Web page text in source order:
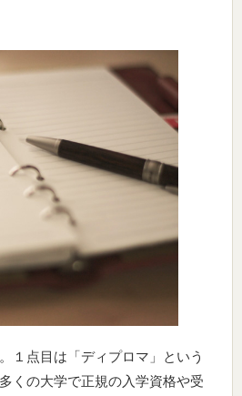
１点目は「ディプロマ」という
くの大学で正規の入学資格や受